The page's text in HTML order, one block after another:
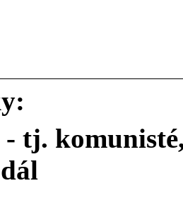
tj.